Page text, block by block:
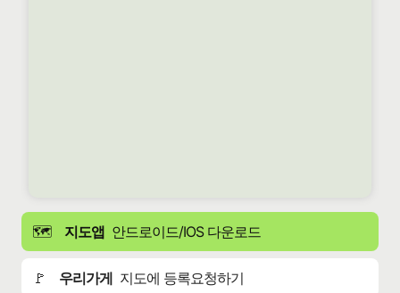
🗺️ 지도앱 안드로이드/IOS 다운로드
🚩 우리가게 지도에 등록요청하기